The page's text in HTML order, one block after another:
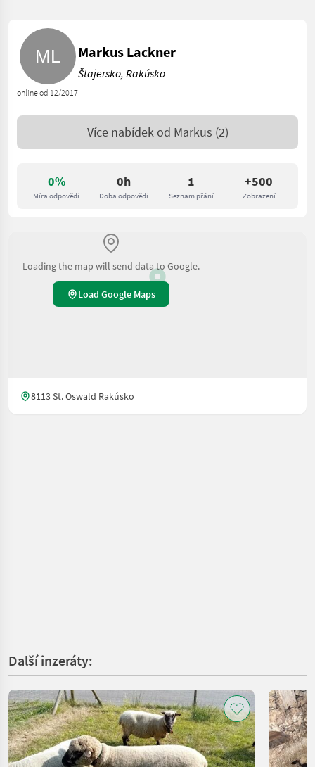
0%
Míra odpovědí
0h
Doba odpovědi
1
Seznam přání
+500
Zobrazení
online od 12/2017
Markus Lackner
Štajersko, Rakúsko
Více nabídek od Markus (2)
Loading the map will send data to Google.
Load Google Maps
8113 St. Oswald Rakúsko
Další inzeráty: